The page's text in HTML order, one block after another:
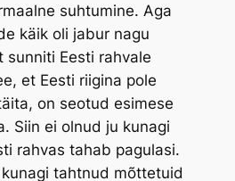
suhtumine. Aga
käik oli jabur nagu
sunniti Eesti rahvale
et Eesti riigina pole
on seotud esimese
Siin ei olnud ju kunagi
rahvas tahab pagulasi.
tahtnud mõttetuid